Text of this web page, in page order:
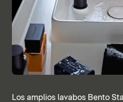
Los amplios lavabos Bento